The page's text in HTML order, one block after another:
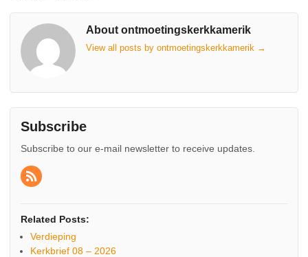
About ontmoetingskerkkamerik
View all posts by ontmoetingskerkkamerik →
Subscribe
Subscribe to our e-mail newsletter to receive updates.
Related Posts:
Verdieping
Kerkbrief 08 – 2026